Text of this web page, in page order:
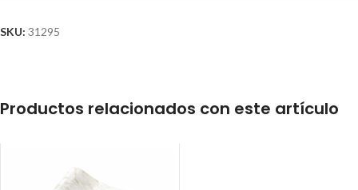
SKU: 31295
Productos relacionados con este artículo